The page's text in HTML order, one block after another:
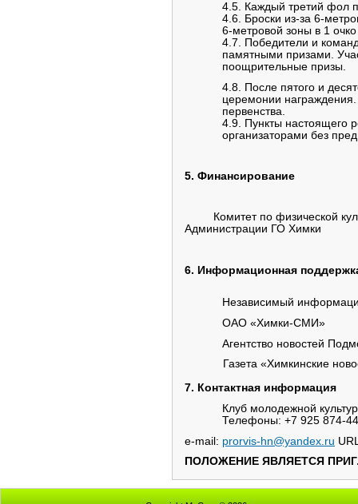
4.5. Каждый третий фол
4.6. Броски из-за 6-
6-метровой зоны в 1 очко
4.7. Победители и
памятными призами.
поощрительные призы.
4.8. После пятого и
церемонии награждения.
первенства.
4.9. Пункты настоящего
организаторами без
5. Финансирование
Комитет по физической
Администрации ГО Химки
6. Информационная
Независимый
ОАО «Химки-СМИ»
Агентство новостей
Газета «Химкинские
7. Контактная информация
Клуб молодежной
Телефоны: +7 925 874-
e-mail: prorvis-hn@yandex.ru
ПОЛОЖЕНИЕ ЯВЛЯЕТСЯ